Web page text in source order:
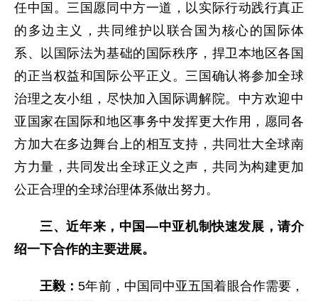
任中国。三国愿同中方一道，以实际行动践行真正
的多边主义，共同维护以联合国为核心的国际体
系、以国际法为基础的国际秩序，捍卫本地区各国
的正当权益和国际公平正义。三国确认将参加全球
治理之友小组，尽快加入国际调解院。中方欢迎中
亚国家在国际和地区事务中发挥更大作用，愿同各
方加大在多边舞台上的相互支持，共同壮大全球南
方力量，共同发出全球正义之声，共同为构建更加
公正合理的全球治理体系做出努力。
三、近年来，中国—中亚机制快速发展，请介
绍一下合作的主要进展。
王毅：5年前，中国同中亚五国着眼合作需要，